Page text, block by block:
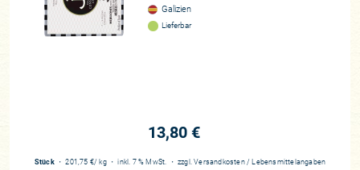
Galizien
Lieferbar
13,80 €
Stück・201,75 €/ kg・inkl. 7 % MwSt. ・zzgl.Versandkosten / Lebensmittelangaben